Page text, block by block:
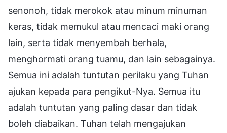
senonoh, tidak merokok atau minum minuman
keras, tidak memukul atau mencaci maki orang
lain, serta tidak menyembah berhala,
menghormati orang tuamu, dan lain sebagainya.
Semua ini adalah tuntutan perilaku yang Tuhan
ajukan kepada para pengikut-Nya. Semua itu
adalah tuntutan yang paling dasar dan tidak
boleh diabaikan. Tuhan telah mengajukan